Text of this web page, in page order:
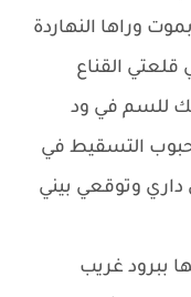
وراها النهاردة
القناع
للسم في ود
التسقيط في
داري وتوقعي بيني
ببرود غريب